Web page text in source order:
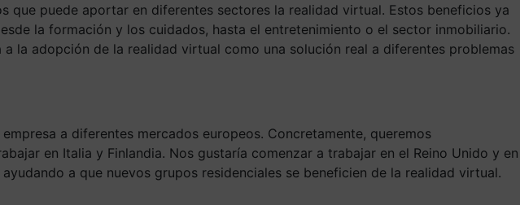
que puede aportar en diferentes sectores la realidad virtual. Estos beneficios ya
la formación y los cuidados, hasta el entretenimiento o el sector inmobiliario.
la adopción de la realidad virtual como una solución real a diferentes problemas
a diferentes mercados europeos. Concretamente, queremos
en Italia y Finlandia. Nos gustaría comenzar a trabajar en el Reino Unido y en
a que nuevos grupos residenciales se beneficien de la realidad virtual.